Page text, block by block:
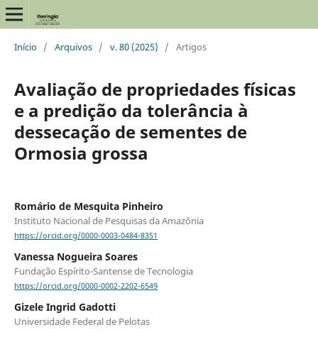
Início / Arquivos / v. 80 (2025) / Artigos
Avaliação de propriedades físicas
e a predição da tolerância à
dessecação de sementes de
Ormosia grossa
Romário de Mesquita Pinheiro
Instituto Nacional de Pesquisas da Amazônia
https://orcid.org/0000-0003-0484-8351
Vanessa Nogueira Soares
Fundação Espírito-Santense de Tecnologia
https://orcid.org/0000-0002-2202-6549
Gizele Ingrid Gadotti
Universidade Federal de Pelotas